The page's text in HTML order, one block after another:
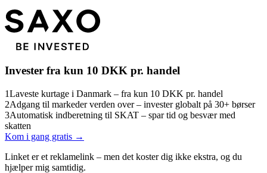
Invester fra kun 10 DKK pr. handel
1Laveste kurtage i Danmark – fra kun 10 DKK pr. handel
2Adgang til markeder verden over – invester globalt på 30+ børser
3Automatisk indberetning til SKAT – spar tid og besvær med
skatten
Kom i gang gratis →
Linket er et reklamelink – men det koster dig ikke ekstra, og du
hjælper mig samtidig.